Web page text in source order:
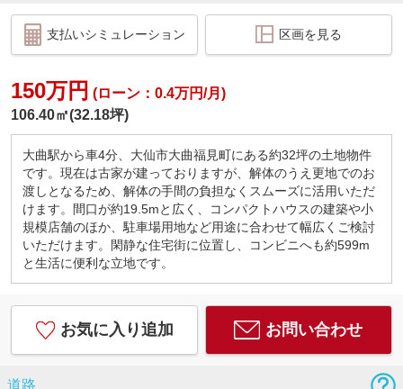
支払いシミュレーション 区画を見る
150万円 (ローン：0.4万円/月)
106.40㎡(32.18坪)
大曲駅から車4分、大仙市大曲福見町にある約32坪の土地物件
です。現在は古家が建っておりますが、解体のうえ更地でのお
渡しとなるため、解体の手間の負担なくスムーズに活用いただ
けます。間口が約19.5mと広く、コンパクトハウスの建築や小
規模店舗のほか、駐車場用地など用途に合わせて幅広くご検討
いただけます。閑静な住宅街に位置し、コンビニへも約599m
と生活に便利な立地です。
お気に入り追加 お問い合わせ